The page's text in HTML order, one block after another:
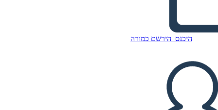
היכנס הירשם כמורה
Attraversando Bok Chitto